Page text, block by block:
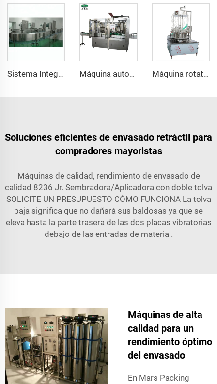
Sistema Integral de Transporte Neumático de Acero Inoxidable de Calidad Superior, Diseño para Botellas PET, Venta Directa de Fábrica Máquina automática para envasar bebidas destiladas como vodka, vino y whisky en botellas de vidrio de 750 ml Máquina rotativa de llenado por vacío con rebosadero para botellas de vidrio destinadas a bebidas destiladas y vinos
Soluciones eficientes de envasado retráctil para
compradores mayoristas
Máquinas de calidad, rendimiento de envasado de
calidad 8236 Jr. Sembradora/Aplicadora con doble tolva
SOLICITE UN PRESUPUESTO CÓMO FUNCIONA La tolva
baja significa que no dañará sus baldosas ya que se
eleva hasta la parte trasera de las dos placas vibratorias
debajo de las entradas de material.
Máquinas de alta
calidad para un
rendimiento óptimo
del envasado
En Mars Packing